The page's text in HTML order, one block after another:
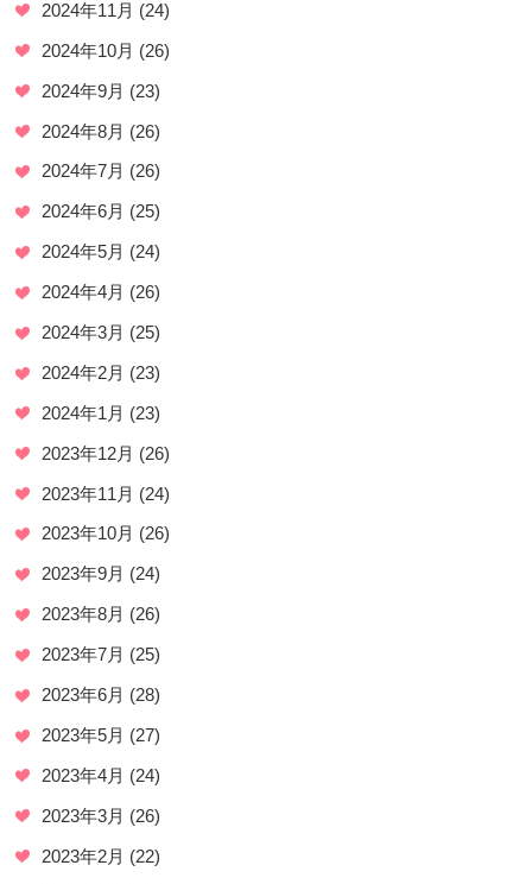
2024年11月 (24)
2024年10月 (26)
2024年9月 (23)
2024年8月 (26)
2024年7月 (26)
2024年6月 (25)
2024年5月 (24)
2024年4月 (26)
2024年3月 (25)
2024年2月 (23)
2024年1月 (23)
2023年12月 (26)
2023年11月 (24)
2023年10月 (26)
2023年9月 (24)
2023年8月 (26)
2023年7月 (25)
2023年6月 (28)
2023年5月 (27)
2023年4月 (24)
2023年3月 (26)
2023年2月 (22)